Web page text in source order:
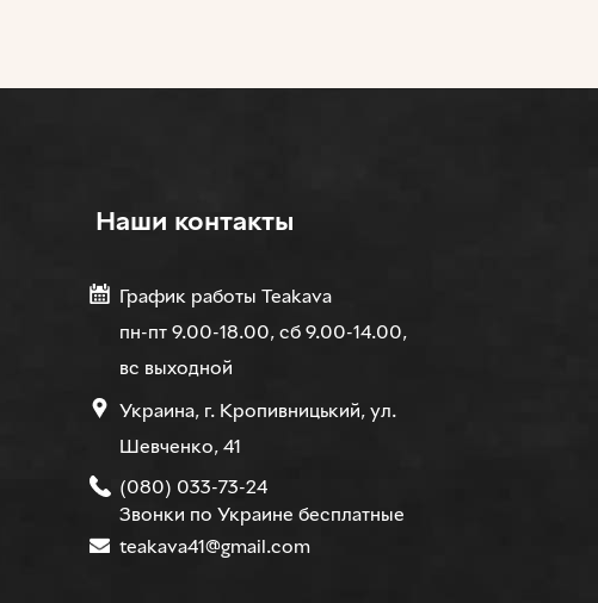
Наши контакты
График работы Teakava
пн-пт 9.00-18.00, сб 9.00-14.00,
вс выходной
Украина, г. Кропивницький, ул.
Шевченко, 41
(080) 033-73-24
Звонки по Украине бесплатные
teakava41@gmail.com